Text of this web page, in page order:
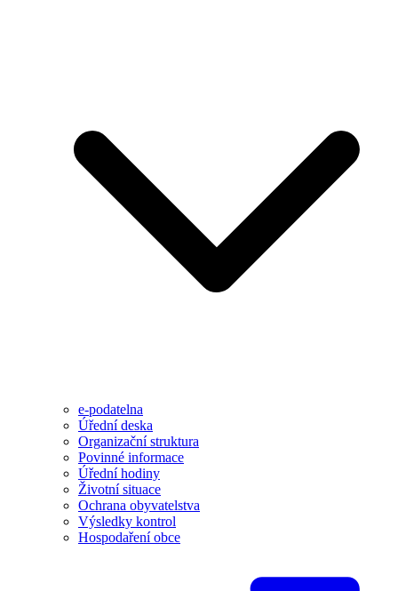
e-podatelna
Úřední deska
Organizační struktura
Povinné informace
Úřední hodiny
Životní situace
Ochrana obyvatelstva
Výsledky kontrol
Hospodaření obce